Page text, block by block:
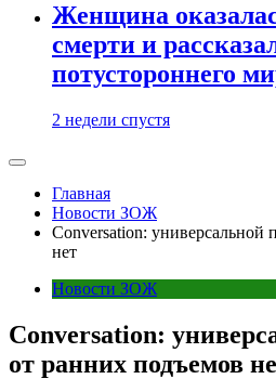
Женщина
смерти и
потустороннего
2 недели спустя
Главная
Новости ЗОЖ
Conversation: универсальной
нет
Новости ЗОЖ
Conversation:
от ранних подъемов